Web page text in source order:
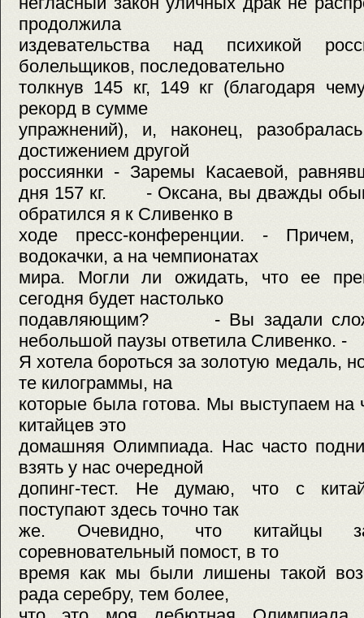
продолжила
издевательства над психикой
болельщиков, последовательно
толкнув 145 кг, 149 кг (благодаря
рекорд в сумме
упражнений), и, наконец,
достижением другой
россиянки - Заремы Касаевой,
дня 157 кг. - Оксана, вы дважды
обратился я к Сливенко в
ходе пресс-конференции. -
водокачки, а на чемпионатах
мира. Могли ли ожидать, что ее
сегодня будет настолько
подавляющим? - Вы задали
небольшой паузы ответила Сливенко. -
Я хотела бороться за золотую медаль,
те килограммы, на
которые была готова. Мы выступаем на
китайцев это
домашняя Олимпиада. Нас часто
взять у нас очередной
допинг-тест. Не думаю, что с
поступают здесь точно так
же. Очевидно, что китайцы
соревновательный помост, в то
время как мы были лишены такой
рада серебру, тем более,